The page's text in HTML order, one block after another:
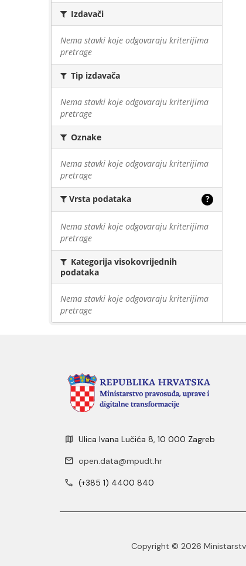
Izdavači
Nema stavki koje odgovaraju kriterijima
pretrage
Tip izdavača
Nema stavki koje odgovaraju kriterijima
pretrage
Oznake
Nema stavki koje odgovaraju kriterijima
pretrage
Vrsta podataka ?
Nema stavki koje odgovaraju kriterijima
pretrage
Kategorija visokovrijednih
podataka
Nema stavki koje odgovaraju kriterijima
pretrage